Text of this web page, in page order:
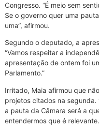
Congresso. “É meio sem
Se o governo quer uma
uma”, afirmou.
Segundo o deputado, a
“Vamos respeitar a
apresentação de ontem foi
Parlamento.”
Irritado, Maia afirmou que
projetos citados na segunda.
a pauta da Câmara será a
entendermos que é